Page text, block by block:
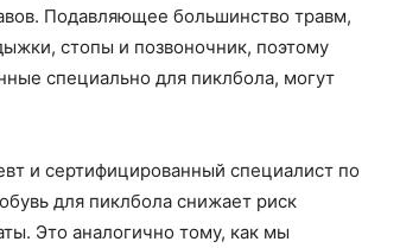
Подавляющее большинство травм,
стопы и позвоночник, поэтому
специально для пиклбола, могут
и сертифицированный специалист по
для пиклбола снижает риск
Это аналогично тому, как мы